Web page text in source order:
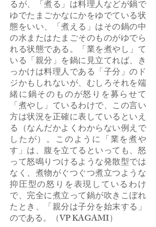
るが、「煮る」は料理人などが鍋で
ゆでたまごかなにかをゆでている状
態をいい、「煮える」はその鍋の中
の水またはたまごそのものがゆでら
れる状態である。「業を煮やし」て
いる「親分」を鍋に見立てれば、き
っかけは料理人である「子分」のド
ジかもしれないが、むしろそれを端
緒に鍋そのものが怒りを募らせて
「煮やし」ているわけで、この言い
方は状況を正確に表しているといえ
る（なんだかよくわからない例えで
したが）。このように「業を煮や
す」は、腹を立てるといっても、怒
って怒鳴りつけるような発散型では
なく、煮物がぐつぐつ煮立つような
抑圧型の怒りを表現しているわけ
で、完全に煮立って鍋が吹きこぼれ
たとき、「親分は子分を始末する」
のである。（VP KAGAMI）